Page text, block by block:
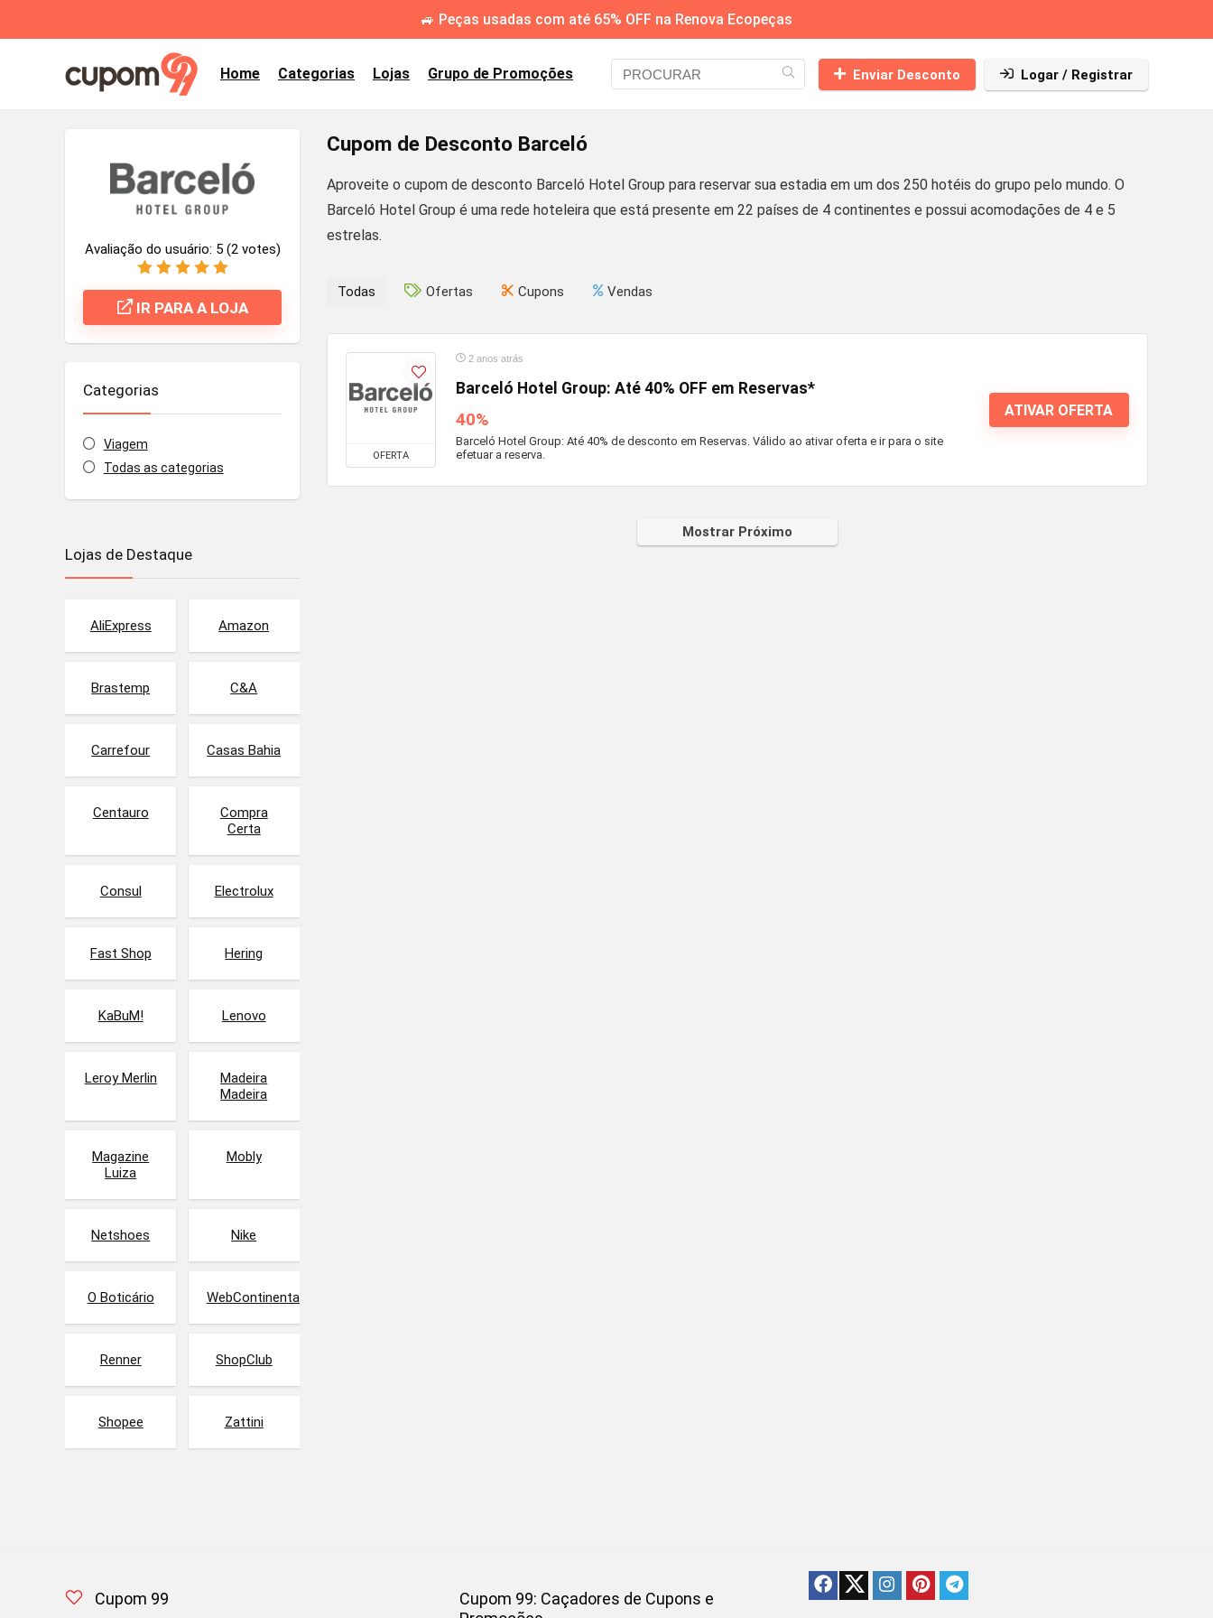
🚙 Peças usadas com até 65% OFF na Renova Ecopeças
Home Categorias Lojas Grupo de Promoções Enviar Desconto Logar / Registrar
Cupom de Desconto Barceló
Aproveite o cupom de desconto Barceló Hotel Group para reservar sua estadia em um dos 250 hotéis do grupo pelo mundo. O
Barceló Hotel Group é uma rede hoteleira que está presente em 22 países de 4 continentes e possui acomodações de 4 e 5
estrelas.
Avaliação do usuário: 5 (2votes)
IR PARA A LOJA
Categorias
Viagem
Todas as categorias
Todas Ofertas Cupons Vendas
OFERTA
2 anos atrás
Barceló Hotel Group: Até 40% OFF em Reservas*
40%
Barceló Hotel Group: Até 40% de desconto em Reservas. Válido ao ativar oferta e ir para o site
efetuar a reserva.
ATIVAR OFERTA
Mostrar Próximo
Lojas de Destaque
AliExpress Amazon
Brastemp C&A
Carrefour Casas Bahia
Centauro
Compra
Certa
Consul Electrolux
Fast Shop Hering
KaBuM! Lenovo
Leroy Merlin
Madeira
Madeira
Magazine
Luiza
Mobly
Netshoes Nike
O Boticário WebContinental
Renner ShopClub
Shopee Zattini
Cupom 99
Cupom 99: Caçadores de Cupons e